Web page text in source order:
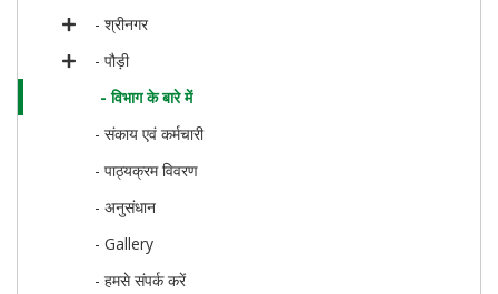
- श्रीनगर
- पौड़ी
- विभाग के बारे में
- संकाय एवं कर्मचारी
- पाठ्यक्रम विवरण
- अनुसंधान
- Gallery
- हमसे संपर्क करें